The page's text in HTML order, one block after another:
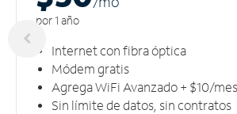
por 1 año
Internet con fibra óptica
Módem gratis
Agrega WiFi Avanzado + $10/mes
Sin límite de datos, sin contratos